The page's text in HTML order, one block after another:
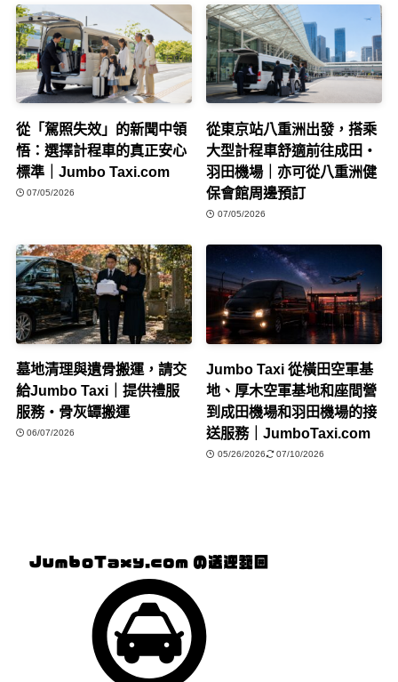
從「駕照失效」的新聞中領
悟：選擇計程車的真正安心
標準｜Jumbo Taxi.com
07/05/2026
從東京站八重洲出發，搭乘
大型計程車舒適前往成田・
羽田機場｜亦可從八重洲健
保會館周邊預訂
07/05/2026
墓地清理與遺骨搬運，請交
給Jumbo Taxi｜提供禮服
服務・骨灰罈搬運
06/07/2026
Jumbo Taxi 從橫田空軍基
地、厚木空軍基地和座間營
到成田機場和羽田機場的接
送服務｜JumboTaxi.com
05/26/2026 07/10/2026